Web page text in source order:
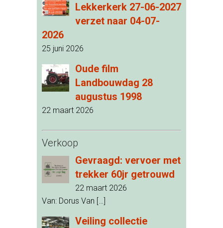
Lekkerkerk 27-06-2027
verzet naar 04-07-
2026
25 juni 2026
Oude film
Landbouwdag 28
augustus 1998
22 maart 2026
Verkoop
Gevraagd: vervoer met
trekker 60jr getrouwd
22 maart 2026
Van: Dorus Van […]
Veiling collectie